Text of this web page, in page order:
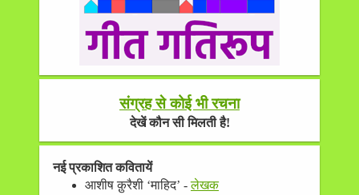
संग्रह से कोई भी रचना
देखें कौन सी मिलती है!
नई प्रकाशित कवितायें
आशीष क़ुरैशी ‘माहिद’ -लेखक